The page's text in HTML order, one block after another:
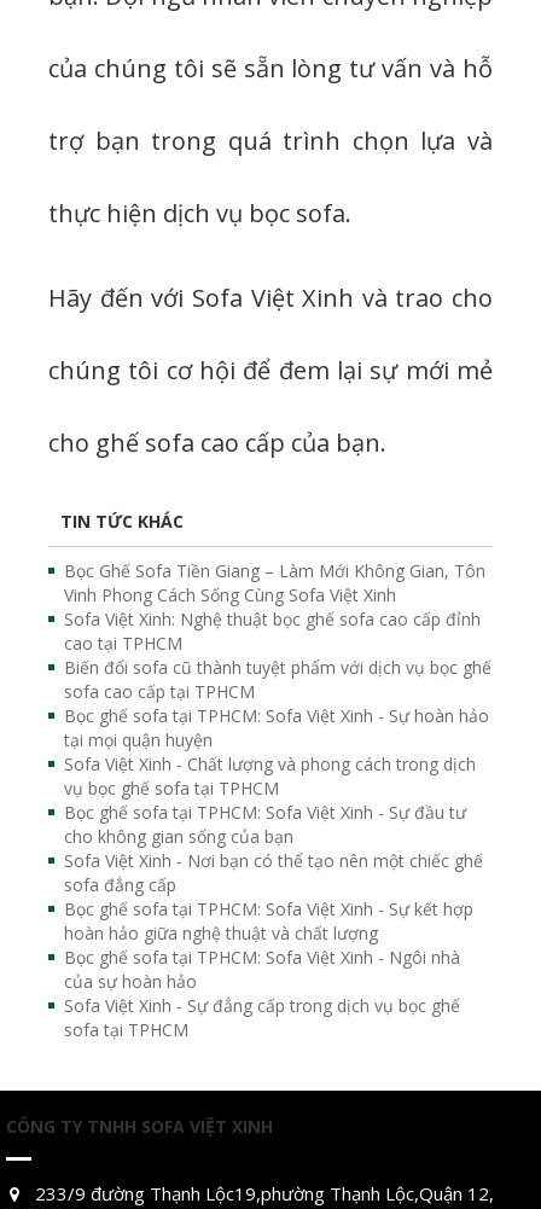
của chúng tôi sẽ sẵn lòng tư vấn và hỗ
trợ bạn trong quá trình chọn lựa và
thực hiện dịch vụ bọc sofa.
Hãy đến với Sofa Việt Xinh và trao cho
chúng tôi cơ hội để đem lại sự mới mẻ
cho ghế sofa cao cấp của bạn.
TIN TỨC KHÁC
Bọc Ghế Sofa Tiền Giang – Làm Mới Không Gian, Tôn
Vinh Phong Cách Sống Cùng Sofa Việt Xinh
Sofa Việt Xinh: Nghệ thuật bọc ghế sofa cao cấp đỉnh
cao tại TPHCM
Biến đổi sofa cũ thành tuyệt phẩm với dịch vụ bọc ghế
sofa cao cấp tại TPHCM
Bọc ghế sofa tại TPHCM: Sofa Việt Xinh - Sự hoàn hảo
tại mọi quận huyện
Sofa Việt Xinh - Chất lượng và phong cách trong dịch
vụ bọc ghế sofa tại TPHCM
Bọc ghế sofa tại TPHCM: Sofa Việt Xinh - Sự đầu tư
cho không gian sống của bạn
Sofa Việt Xinh - Nơi bạn có thể tạo nên một chiếc ghế
sofa đẳng cấp
Bọc ghế sofa tại TPHCM: Sofa Việt Xinh - Sự kết hợp
hoàn hảo giữa nghệ thuật và chất lượng
Bọc ghế sofa tại TPHCM: Sofa Việt Xinh - Ngôi nhà
của sự hoàn hảo
Sofa Việt Xinh - Sự đẳng cấp trong dịch vụ bọc ghế
sofa tại TPHCM
CÔNG TY TNHH SOFA VIỆT XINH
233/9 đường Thạnh Lộc19,phường Thạnh Lộc,Quận 12,